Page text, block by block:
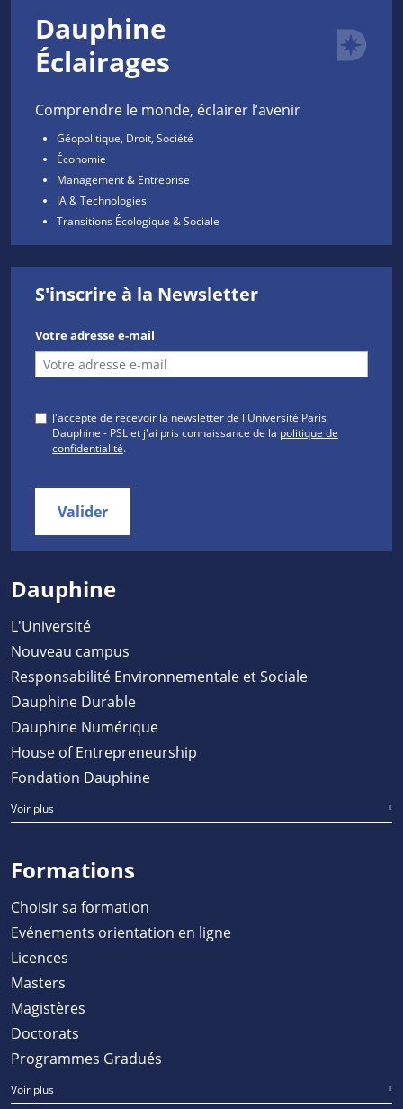
Dauphine
Éclairages
Comprendre le monde, éclairer l’avenir
Géopolitique, Droit, Société
Économie
Management & Entreprise
IA & Technologies
Transitions Écologique & Sociale
S'inscrire à la Newsletter
Votre adresse e-mail
J'accepte de recevoir la newsletter de l'Université Paris
Dauphine - PSL et j'ai pris connaissance de la politique de
confidentialité.
Valider
Dauphine
L'Université
Nouveau campus
Responsabilité Environnementale et Sociale
Dauphine Durable
Dauphine Numérique
House of Entrepreneurship
Fondation Dauphine
Voir plus
Formations
Choisir sa formation
Evénements orientation en ligne
Licences
Masters
Magistères
Doctorats
Programmes Gradués
Voir plus